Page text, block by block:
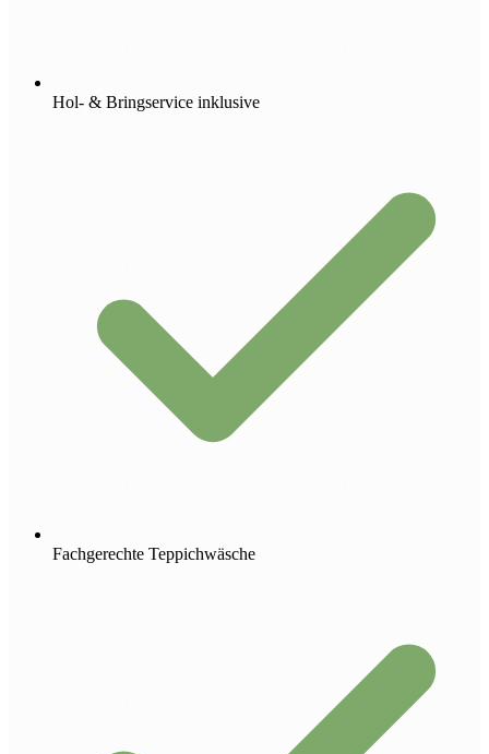
Hol- & Bringservice inklusive
Fachgerechte Teppichwäsche